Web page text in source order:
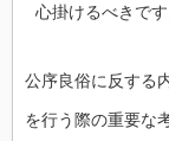
心掛けるべきです
公序良俗に反する
を行う際の重要な